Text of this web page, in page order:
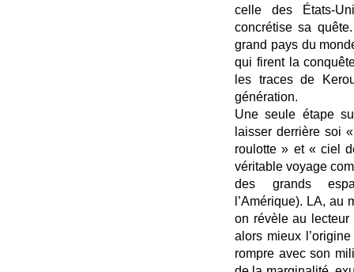
celle des États-
concrétise sa
grand pays du
qui firent la
les traces de
génération.
Une seule étape
laisser derrière soi
roulotte » et « ciel
véritable voyage
des grands
l’Amérique). LA,
on révèle au
alors mieux
rompre avec son